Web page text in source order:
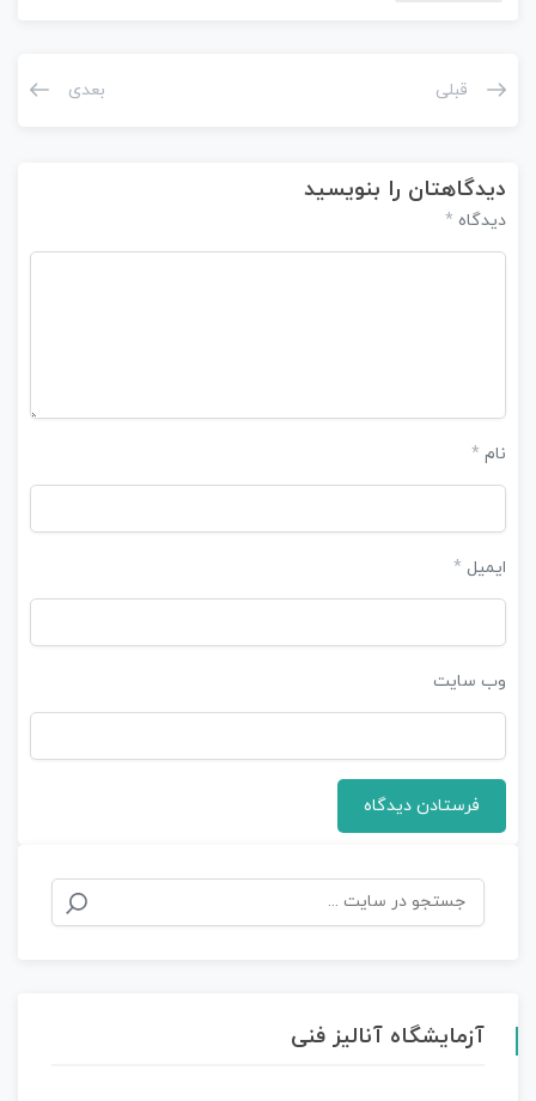
قبلی بعدی
دیدگاهتان را بنویسید
دیدگاه *
نام *
ایمیل *
وب‌ سایت
جستجو
برای:
آزمایشگاه آنالیز فنی